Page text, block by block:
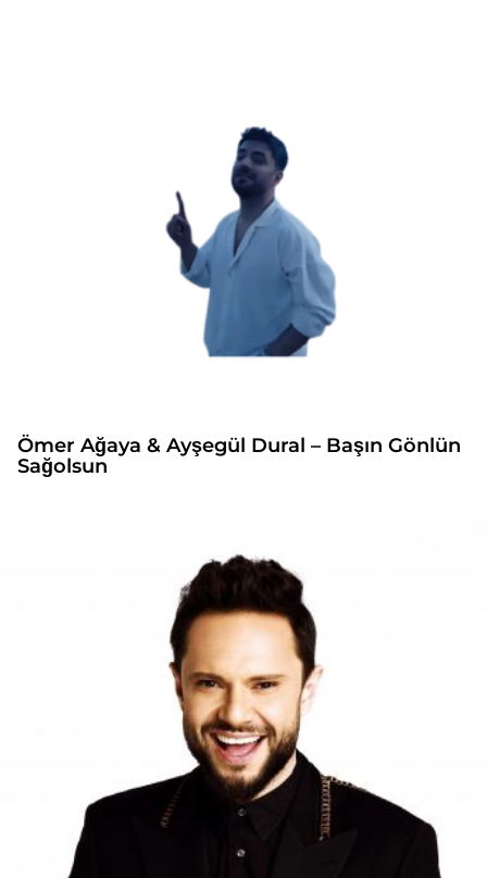
Ömer Ağaya & Ayşegül Dural – Başın Gönlün
Sağolsun